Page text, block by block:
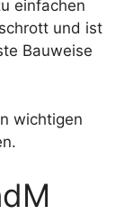
einfachen
und ist
Bauweise
wichtigen